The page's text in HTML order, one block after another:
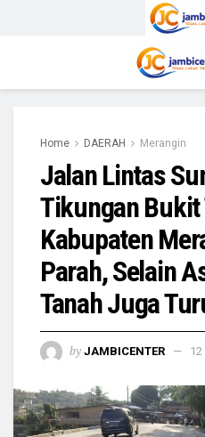
Home DAERAH Merangin
Jalan Lintas
Tikungan
Kabupaten
Parah, Selain
Tanah Juga
by JAMBICENTER